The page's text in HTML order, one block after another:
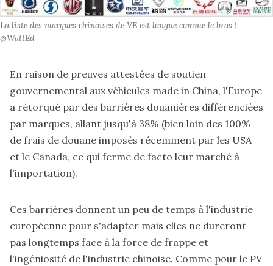
La liste des marques chinoises de VE est longue comme le bras !
@WattEd
En raison de preuves attestées de soutien
gouvernemental aux véhicules made in China, l'Europe
a rétorqué par des barrières douanières différenciées
par marques, allant jusqu'à 38% (bien loin des 100%
de frais de douane imposés récemment par les USA
et le Canada, ce qui ferme de facto leur marché à
l'importation).
Ces barrières donnent un peu de temps à l'industrie
européenne pour s'adapter mais elles ne dureront
pas longtemps face à la force de frappe et
l'ingéniosité de l'industrie chinoise. Comme pour le PV